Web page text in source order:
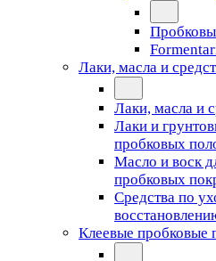
Лаки, масла и
Лаки, масла и
Лаки и
пробковых
Масло и воск
пробковых
Средства по
Клеевые пробковые